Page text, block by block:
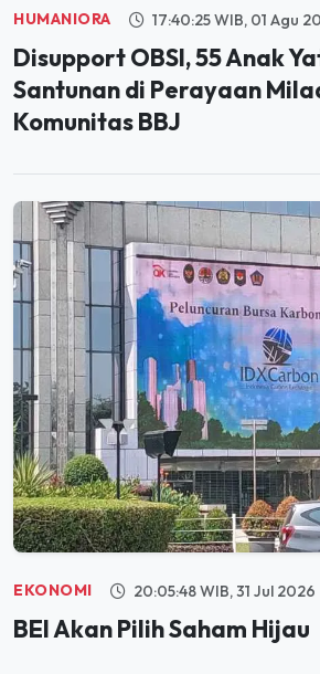
HUMANIORA 17:40:25 WIB, 01 Agu
Disupport OBSI, 55 Anak
Santunan di Perayaan
Komunitas BBJ
EKONOMI 20:05:48 WIB, 31 Jul 2026
BEI Akan Pilih Saham Hijau